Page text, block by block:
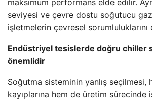
maksimum performans elde edilir.
seviyesi ve çevre dostu soğutucu
işletmelerin çevresel sorumluluklarını
Endüstriyel tesislerde doğru chiller
önemlidir
Soğutma sisteminin yanlış seçilmesi,
kayıplarına hem de üretim sürecinde